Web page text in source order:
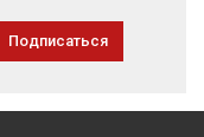
Подписаться